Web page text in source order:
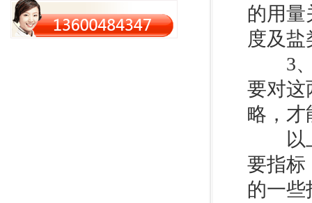
的用量
度及盐
3、
要对这
略，才
以上
要指标
的一